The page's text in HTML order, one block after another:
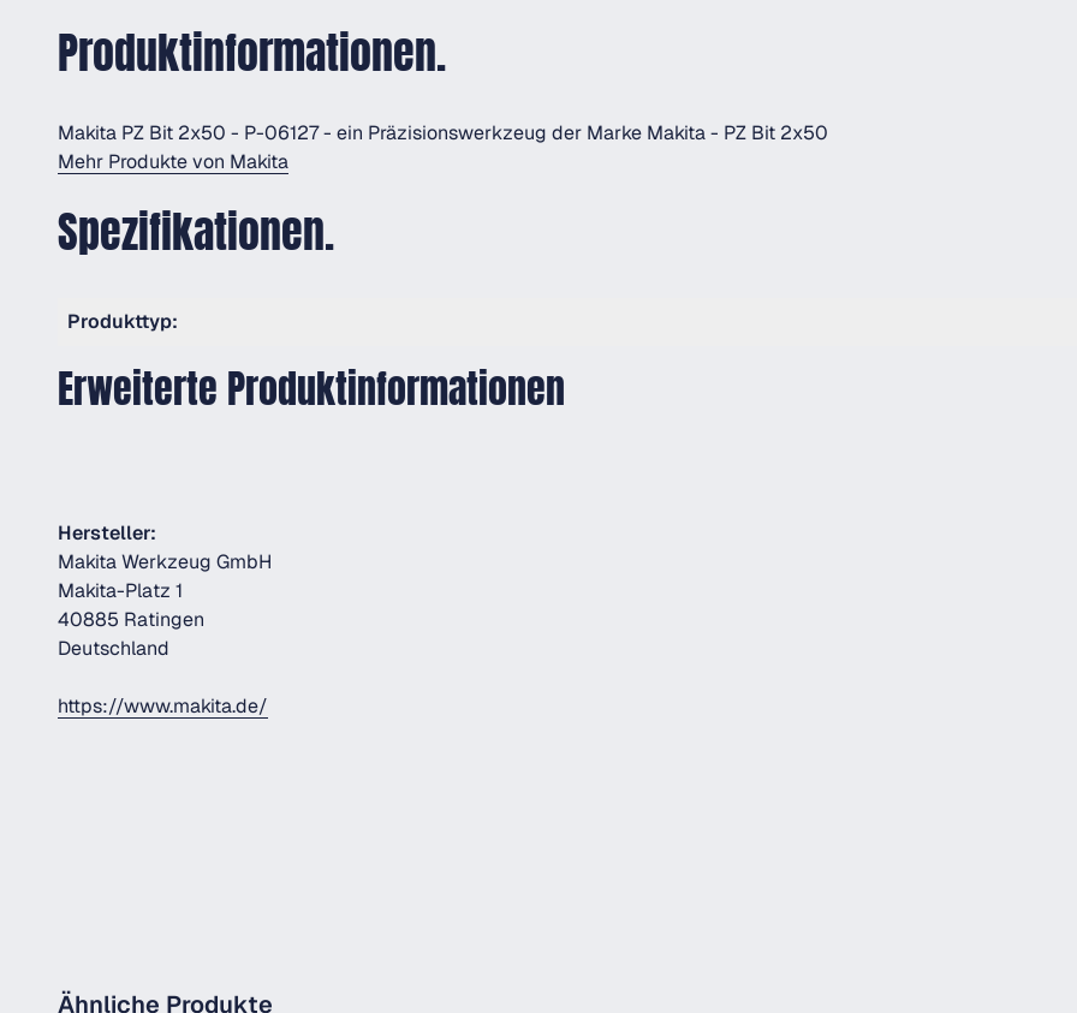
Produktinformationen.
Makita PZ Bit 2x50 - P-06127 - ein Präzisionswerkzeug der Marke Makita - PZ Bit 2x50
Mehr Produkte von Makita
Spezifikationen.
Produkttyp:
Erweiterte Produktinformationen
Hersteller:
Makita Werkzeug GmbH
Makita-Platz 1
40885 Ratingen
Deutschland
https://www.makita.de/
Ähnliche Produkte